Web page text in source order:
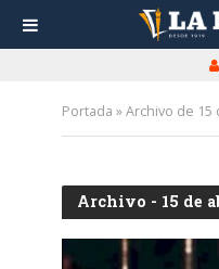
Portada »Archivo de 15
Archivo - 15 de